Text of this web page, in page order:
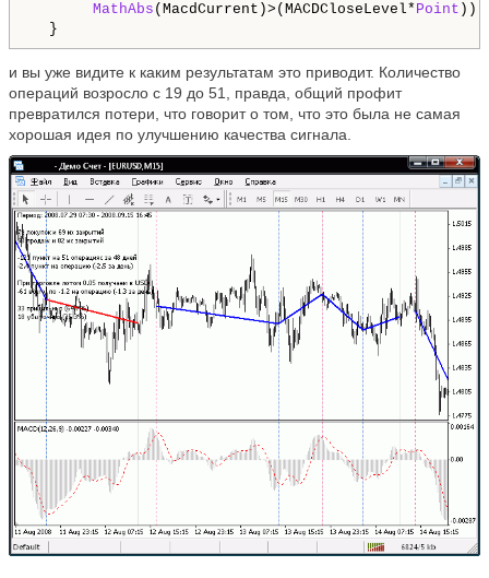
MathAbs (MacdCurrent)>(MACDCloseLevel* Point ))
}
и вы уже видите к каким результатам это приводит. Количество
операций возросло c 19 до 51, правда, общий профит
превратился потери, что говорит о том, что это была не самая
хорошая идея по улучшению качества сигнала.